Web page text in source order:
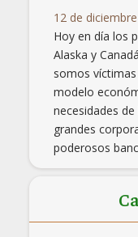
12 de
Hoy en día los
Alaska y
somos
modelo
necesidades
grandes
poderosos